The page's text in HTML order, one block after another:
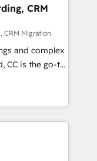
their
through
integration of
Would
125+
certified
French.
CRM
CRM Migration
and complex
CC is the go-to
ready to
We specialize
and
NetSuite,
fragmented